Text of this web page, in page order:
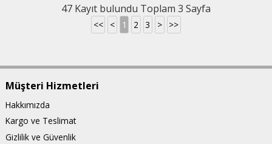
47 Kayıt bulundu Toplam 3 Sayfa
<< < 1 2 3 > >>
Müşteri Hizmetleri
Hakkımızda
Kargo ve Teslimat
Gizlilik ve Güvenlik